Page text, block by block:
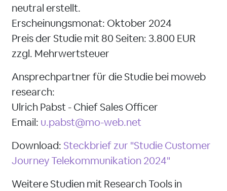
neutral erstellt.
Erscheinungsmonat: Oktober 2024
Preis der Studie mit 80 Seiten: 3.800 EUR
zzgl. Mehrwertsteuer
Ansprechpartner für die Studie bei moweb
research:
Ulrich Pabst - Chief Sales Officer
Email: u.pabst@mo-web.net
Download: Steckbrief zur "Studie Customer
Journey Telekommunikation 2024"
Weitere Studien mit Research Tools in